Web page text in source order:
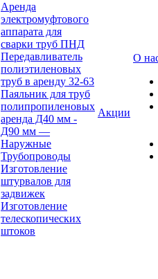
Аренда
электромуфтового
аппарата для
сварки труб ПНД
Передавливатель
полиэтиленовых
труб в аренду 32-63
Паяльник для труб
полипропиленовых
аренда Д40 мм -
Д90 мм —
Наружные
Трубопроводы
Изготовление
штурвалов для
задвижек
Изготовление
телескопических
штоков
Акции
О